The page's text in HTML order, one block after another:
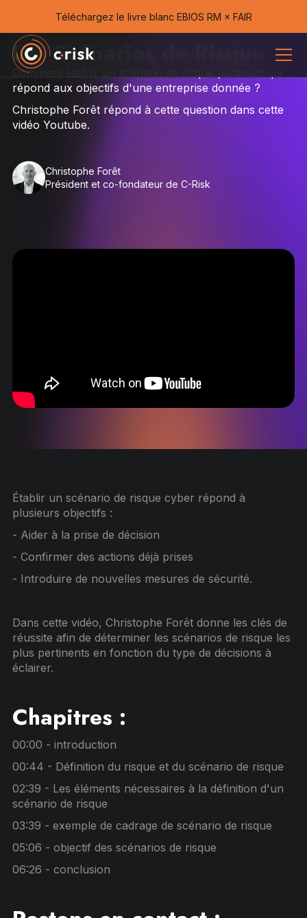
Téléchargez le livre blanc EBIOS RM × FAIR
Les Scénarios de Risque
Comment établir un scénario de risque pertinent qui
répond aux objectifs d'une entreprise donnée ?
Christophe Forêt répond à cette question dans cette
vidéo Youtube.
Christophe Forêt
Président et co-fondateur de C-Risk
Établir un scénario de risque cyber répond à
plusieurs objectifs :
- Aider à la prise de décision
- Confirmer des actions déjà prises
- Introduire de nouvelles mesures de sécurité.
Dans cette vidéo, Christophe Forêt donne les clés de
réussite afin de déterminer les scénarios de risque les
plus pertinents en fonction du type de décisions à
éclairer.
Chapitres :
00:00 - introduction
00:44 - Définition du risque et du scénario de risque
02:39 - Les éléments nécessaires à la définition d'un
scénario de risque
03:39 - exemple de cadrage de scénario de risque
05:06 - objectif des scénarios de risque
06:26 - conclusion